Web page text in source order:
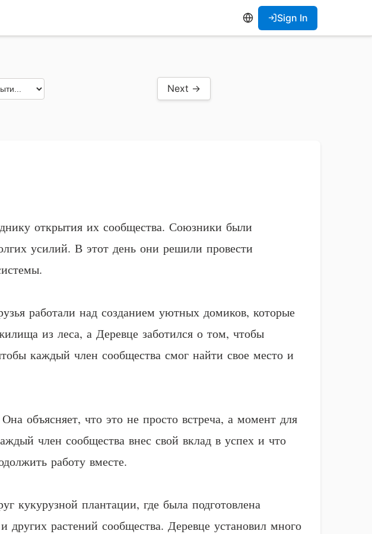
Sign In
Next →
открытия их сообщества. Союзники были
усилий. В этот день они решили провести
работали над созданием уютных домиков, которые
из леса, а Деревце заботился о том, чтобы
каждый член сообщества смог найти свое место и
объясняет, что это не просто встреча, а момент для
член сообщества внес свой вклад в успех и что
работу вместе.
кукурузной плантации, где была подготовлена
растений сообщества. Деревце установил много